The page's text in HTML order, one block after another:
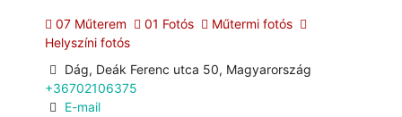
07 Műterem 01 Fotós
Műtermi fotós
Helyszíni fotós
Dág, Deák Ferenc utca 50, Magyarország
+36702106375
E-mail